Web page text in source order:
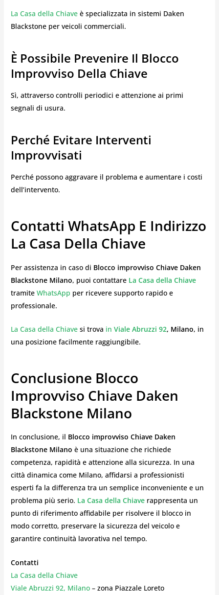
La Casa della Chiaveè specializzata in sistemi Daken
Blackstone per veicoli commerciali.
È Possibile Prevenire Il Blocco
Improvviso Della Chiave
Sì, attraverso controlli periodici e attenzione ai primi
segnali di usura.
Perché Evitare Interventi
Improvvisati
Perché possono aggravare il problema e aumentare i costi
dell’intervento.
Contatti WhatsApp E Indirizzo
La Casa Della Chiave
Per assistenza in caso di Blocco improvviso Chiave Daken
Blackstone Milano, puoi contattare La Casa della Chiave
tramiteWhatsApp per ricevere supporto rapido e
professionale.
La Casa della Chiavesi trova in Viale Abruzzi 92, Milano, in
una posizione facilmente raggiungibile.
Conclusione Blocco
Improvviso Chiave Daken
Blackstone Milano
In conclusione, il Blocco improvviso Chiave Daken
Blackstone Milano è una situazione che richiede
competenza, rapidità e attenzione alla sicurezza. In una
città dinamica come Milano, affidarsi a professionisti
esperti fa la differenza tra un semplice inconveniente e un
problema più serio. La Casa della Chiaverappresenta un
punto di riferimento affidabile per risolvere il blocco in
modo corretto, preservare la sicurezza del veicolo e
garantire continuità lavorativa nel tempo.
Contatti
La Casa della Chiave
Viale Abruzzi 92, Milano– zona Piazzale Loreto